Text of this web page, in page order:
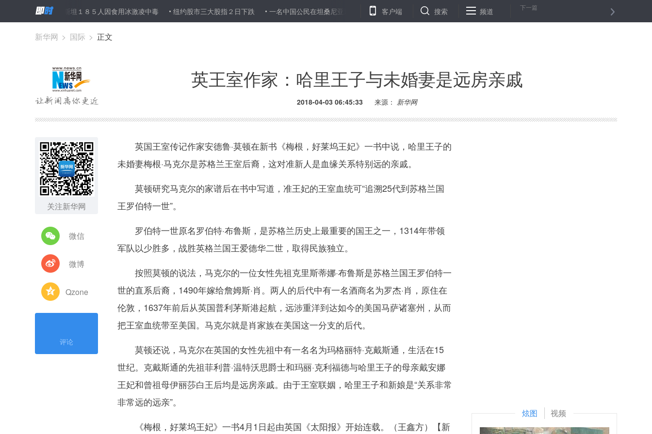
哈萨克斯坦１８５人因食用冰激凌中毒 纽约股市三大股指２日下跌 一名中国公民在坦桑尼亚遇害身亡 印度多地发生骚乱致９人丧生 美元指数２日上涨 纽约油价２日下跌 纽约股市三大股
客户端 搜索 频道 下一篇
新华网 > 国际 > 正文
英王室作家：哈里王子与未婚妻是远房亲戚
2018-04-03 06:45:33 来源： 新华网
关注新华网
微信
微博
Qzone
评论
英国王室传记作家安德鲁·莫顿在新书《梅根，好莱坞王妃》一书中说，哈里王子的
未婚妻梅根·马克尔是苏格兰王室后裔，这对准新人是血缘关系特别远的亲戚。
莫顿研究马克尔的家谱后在书中写道，准王妃的王室血统可“追溯25代到苏格兰国
王罗伯特一世”。
罗伯特一世原名罗伯特·布鲁斯，是苏格兰历史上最重要的国王之一，1314年带领
军队以少胜多，战胜英格兰国王爱德华二世，取得民族独立。
按照莫顿的说法，马克尔的一位女性先祖克里斯蒂娜·布鲁斯是苏格兰国王罗伯特一
世的直系后裔，1490年嫁给詹姆斯·肖。两人的后代中有一名酒商名为罗杰·肖，原住在
伦敦，1637年前后从英国普利茅斯港起航，远涉重洋到达如今的美国马萨诸塞州，从而
把王室血统带至美国。马克尔就是肖家族在美国这一分支的后代。
莫顿还说，马克尔在英国的女性先祖中有一名名为玛格丽特·克戴斯通，生活在15
世纪。克戴斯通的先祖菲利普·温特沃思爵士和玛丽·克利福德与哈里王子的母亲戴安娜
王妃和曾祖母伊丽莎白王后均是远房亲戚。由于王室联姻，哈里王子和新娘是“关系非常
非常远的远亲”。
《梅根，好莱坞王妃》一书4月1日起由英国《太阳报》开始连载。（王鑫方）【新
炫图 视频